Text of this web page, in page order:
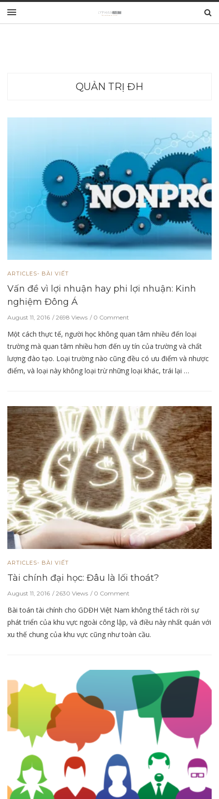
QUẢN TRỊ ĐH
ARTICLES- BÀI VIẾT
Vấn đề vì lợi nhuận hay phi lợi nhuận: Kinh
nghiệm Đông Á
August 11, 2016 2698 Views 0 Comment
Một cách thực tế, người học không quan tâm nhiều đến loại
trường mà quan tâm nhiều hơn đến uy tín của trường và chất
lượng đào tạo. Loại trường nào cũng đều có ưu điểm và nhược
điểm, và loại này không loại trừ những loại khác, trái lại …
ARTICLES- BÀI VIẾT
Tài chính đại học: Đâu là lối thoát?
August 11, 2016 2630 Views 0 Comment
Bài toán tài chính cho GDĐH Việt Nam không thể tách rời sự
phát triển của khu vực ngoài công lập, và điều này nhất quán với
xu thế chung của khu vực cũng như toàn cầu.